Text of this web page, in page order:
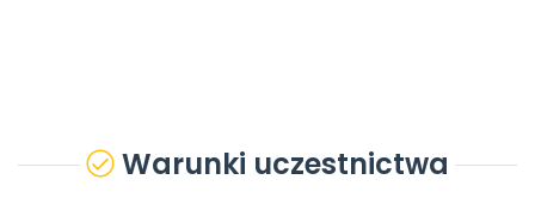
Warunki uczestnictwa